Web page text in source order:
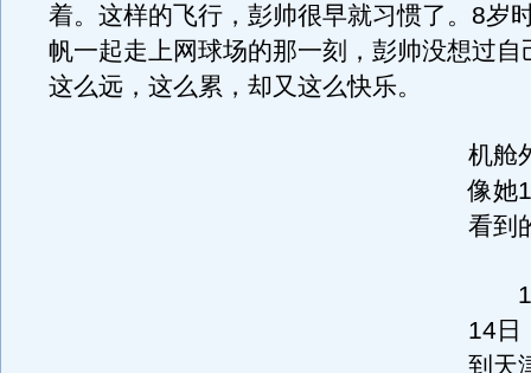
着。这样的飞行，彭帅很早就习惯了。8岁
帆一起走上网球场的那一刻，彭帅没想过自
这么远，这么累，却又这么快乐。
机舱
像她
看到
14日
到天